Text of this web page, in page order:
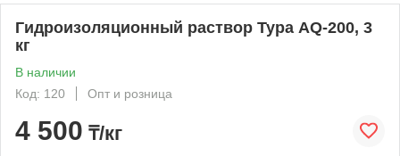
Гидроизоляционный раствор Тура AQ-200, 3
кг
В наличии
Код: 120
Опт и розница
4 500 ₸/кг